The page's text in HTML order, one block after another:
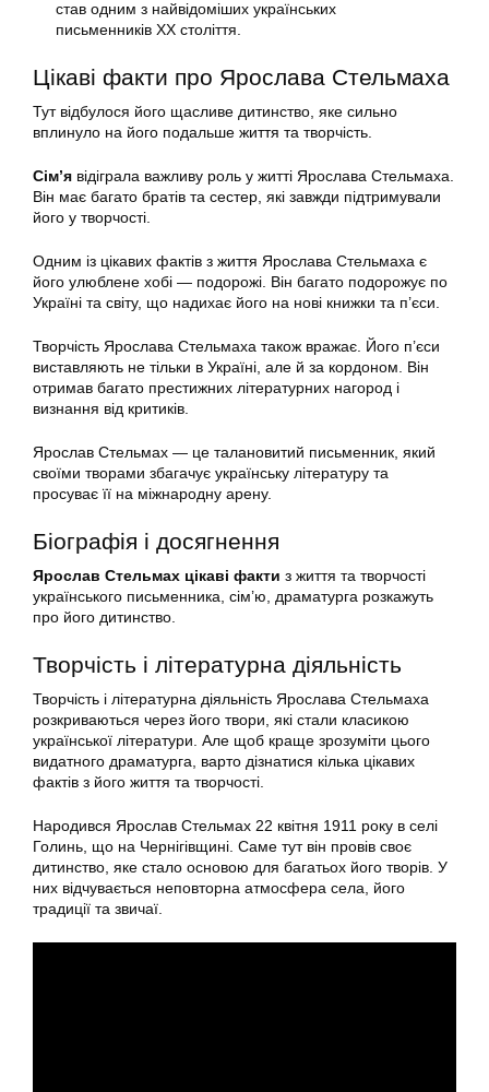
став одним з найвідоміших українських
письменників XX століття.
Цікаві факти про Ярослава Стельмаха
Тут відбулося його щасливе дитинство, яке сильно
вплинуло на його подальше життя та творчість.
Сім’я відіграла важливу роль у житті Ярослава Стельмаха.
Він має багато братів та сестер, які завжди підтримували
його у творчості.
Одним із цікавих фактів з життя Ярослава Стельмаха є
його улюблене хобі — подорожі. Він багато подорожує по
Україні та світу, що надихає його на нові книжки та п’єси.
Творчість Ярослава Стельмаха також вражає. Його п’єси
виставляють не тільки в Україні, але й за кордоном. Він
отримав багато престижних літературних нагород і
визнання від критиків.
Ярослав Стельмах — це талановитий письменник, який
своїми творами збагачує українську літературу та
просуває її на міжнародну арену.
Біографія і досягнення
Ярослав Стельмах цікаві факти з життя та творчості
українського письменника, сім’ю, драматурга розкажуть
про його дитинство.
Творчість і літературна діяльність
Творчість і літературна діяльність Ярослава Стельмаха
розкриваються через його твори, які стали класикою
української літератури. Але щоб краще зрозуміти цього
видатного драматурга, варто дізнатися кілька цікавих
фактів з його життя та творчості.
Народився Ярослав Стельмах 22 квітня 1911 року в селі
Голинь, що на Чернігівщині. Саме тут він провів своє
дитинство, яке стало основою для багатьох його творів. У
них відчувається неповторна атмосфера села, його
традиції та звичаї.